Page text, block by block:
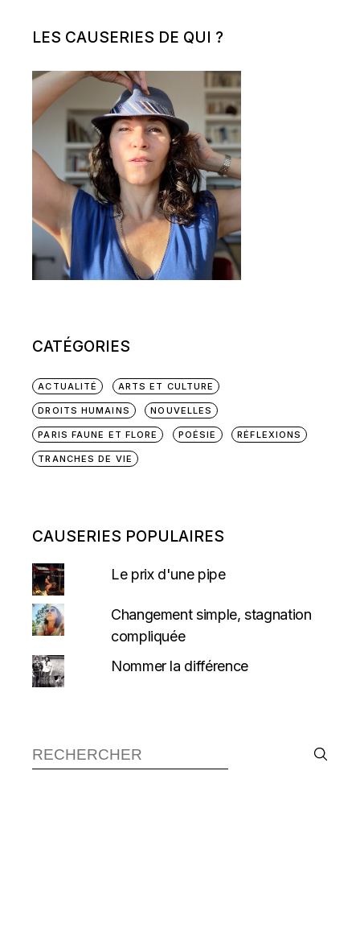
LES CAUSERIES DE QUI ?
CATÉGORIES
ACTUALITÉ ARTS ET CULTURE
DROITS HUMAINS NOUVELLES
PARIS FAUNE ET FLORE POÉSIE RÉFLEXIONS
TRANCHES DE VIE
CAUSERIES POPULAIRES
Le prix d'une pipe
Changement simple, stagnation
compliquée
Nommer la différence
Recherche :